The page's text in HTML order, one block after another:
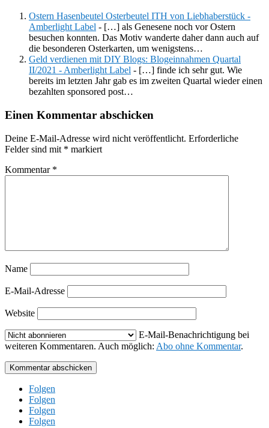
Ostern Hasenbeutel Osterbeutel ITH von Liebhaberstück -
Amberlight Label - […] als Genesene noch vor Ostern
besuchen konnten. Das Motiv wanderte daher dann auch auf
die besonderen Osterkarten, um wenigstens…
Geld verdienen mit DIY Blogs: Blogeinnahmen Quartal
II/2021 - Amberlight Label - […] finde ich sehr gut. Wie
bereits im letzten Jahr gab es im zweiten Quartal wieder einen
bezahlten sponsored post…
Einen Kommentar abschicken
Deine E-Mail-Adresse wird nicht veröffentlicht. Erforderliche
Felder sind mit * markiert
Kommentar *
Name
E-Mail-Adresse
Website
E-Mail-Benachrichtigung bei
weiteren Kommentaren. Auch möglich: Abo ohne Kommentar.
Kommentar abschicken
Folgen
Folgen
Folgen
Folgen